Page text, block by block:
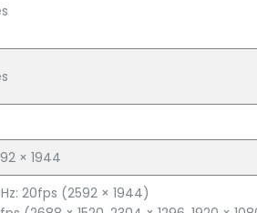
× 1944
20fps (2592 × 1944)